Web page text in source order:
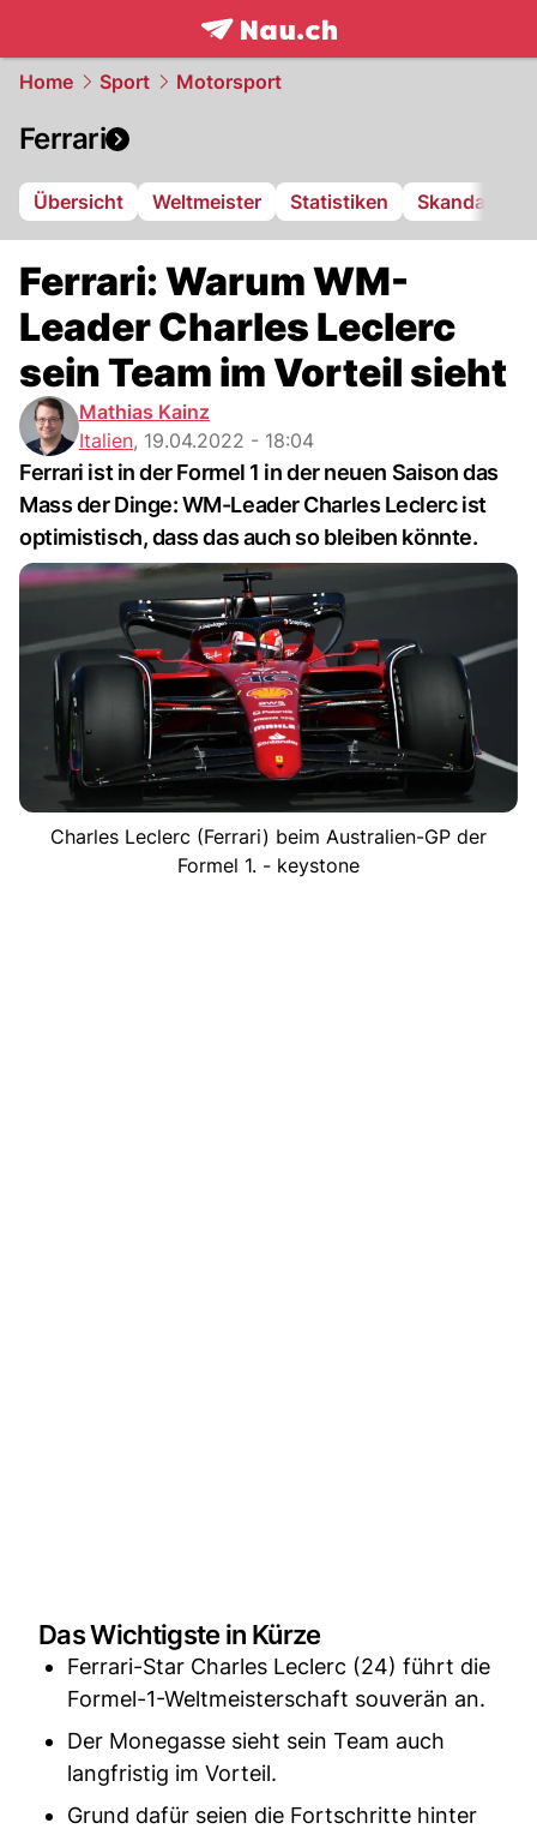
frontpage.NAU.ch
Home Sport Motorsport
Ferrari
Übersicht Weltmeister Statistiken Skandale
Ferrari: Warum WM-
Leader Charles Leclerc
sein Team im Vorteil sieht
Mathias Kainz
Italien, 19.04.2022 - 18:04
Ferrari ist in der Formel 1 in der neuen Saison das
Mass der Dinge: WM-Leader Charles Leclerc ist
optimistisch, dass das auch so bleiben könnte.
Charles Leclerc (Ferrari) beim Australien-GP der
Formel 1. - keystone
Das Wichtigste in Kürze
Ferrari-Star Charles Leclerc (24) führt die
Formel-1-Weltmeisterschaft souverän an.
Der Monegasse sieht sein Team auch
langfristig im Vorteil.
Grund dafür seien die Fortschritte hinter